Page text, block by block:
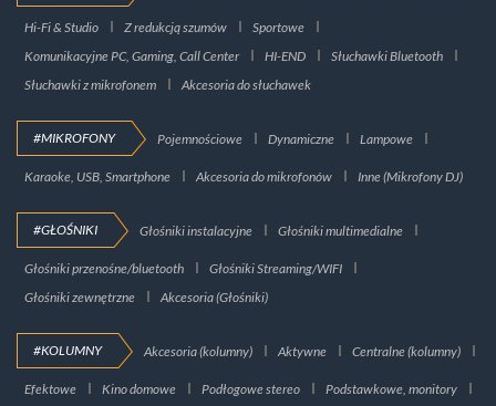
Hi-Fi & Studio Z redukcją szumów
Sportowe
Komunikacyjne PC, Gaming, Call Center
HI-END
Słuchawki Bluetooth
Słuchawki z mikrofonem
Akcesoria do słuchawek
#MIKROFONY Pojemnościowe Dynamiczne Lampowe
Karaoke, USB, Smartphone Akcesoria do mikrofonów Inne (Mikrofony DJ)
#GŁOŚNIKI Głośniki instalacyjne Głośniki multimedialne
Głośniki przenośne/bluetooth
Głośniki Streaming/WIFI
Głośniki zewnętrzne
Akcesoria (Głośniki)
#KOLUMNY Akcesoria (kolumny) Aktywne Centralne (kolumny)
Efektowe Kino domowe Podłogowe stereo
Podstawkowe, monitory